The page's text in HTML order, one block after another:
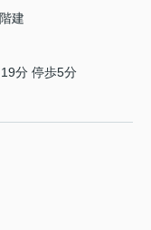
建
19分 停歩5分